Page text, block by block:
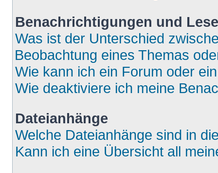
Benachrichtigungen und
Was ist der Unterschied
Beobachtung eines Themas
Wie kann ich ein Forum oder
Wie deaktiviere ich meine
Dateianhänge
Welche Dateianhänge sind in
Kann ich eine Übersicht all